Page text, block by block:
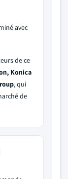
avec
de ce
Konica
, qui
de